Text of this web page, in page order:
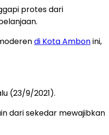
protes dari
di Kota Ambonini,
(23/9/2021).
dari sekedar mewajibkan